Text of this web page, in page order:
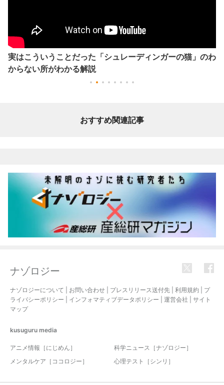
実はこういうことだった「シュレーディンガーの猫」のわ
からない所がわかる解説
おすすめ関連記事
ナゾロジー
ナゾロジーについて お問い合わせ プレスリリース送付先 利用規約
プ
ライバシーポリシー
インフォマティブデータポリシー 運営会社
サイト
マップ
kusuguru media
アニメ情報［にじめん］
科学ニュース［ナゾロジー］
メンタルケア［ココロジー］
心理テスト［シンリ］